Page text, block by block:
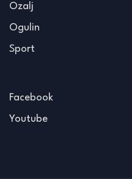
Ozalj
Ogulin
Sport
Facebook
Youtube